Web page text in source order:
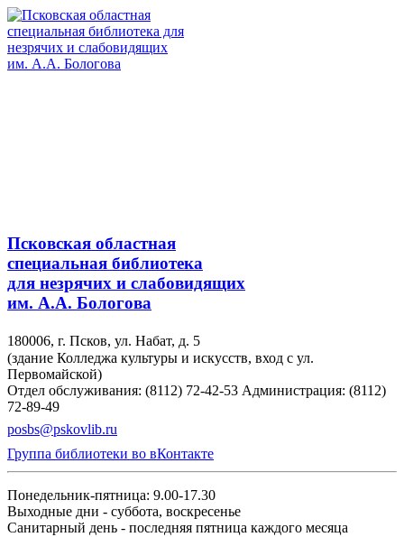
Псковская областная
специальная библиотека
для незрячих и слабовидящих
им. А.А. Бологова
180006, г. Псков, ул. Набат, д. 5
(здание Колледжа культуры и искусств, вход с ул.
Первомайской)
Отдел обслуживания: (8112) 72-42-53 Администрация: (8112)
72-89-49
posbs@pskovlib.ru
Группа библиотеки во вКонтакте
Понедельник-пятница: 9.00-17.30
Выходные дни - суббота, воскресенье
Санитарный день - последняя пятница каждого месяца